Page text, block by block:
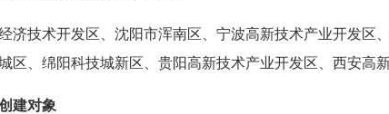
济技术开发区、沈阳市浑南区、宁波高新技术产业开发区
区、绵阳科技城新区、贵阳高新技术产业开发区、西安高
建对象